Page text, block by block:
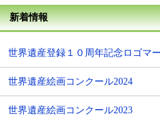
新着情報
世界遺産登録１０周年記念ロゴマ
世界遺産絵画コンクール2024
世界遺産絵画コンクール2023